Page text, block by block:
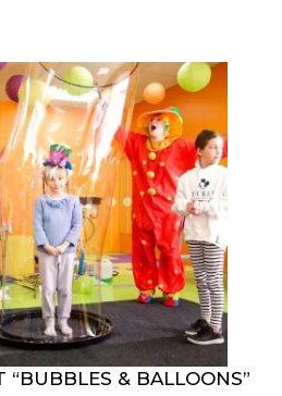
“BUBBLES & BALLOONS”